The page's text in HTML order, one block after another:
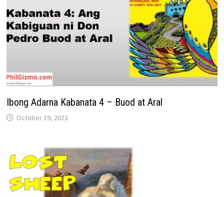
Ibong Adarna Kabanata 4 – Buod at Aral
October 19, 2023